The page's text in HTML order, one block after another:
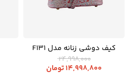
کیف دوشی زنانه مدل F131
24,998,000
14,998,800تومان